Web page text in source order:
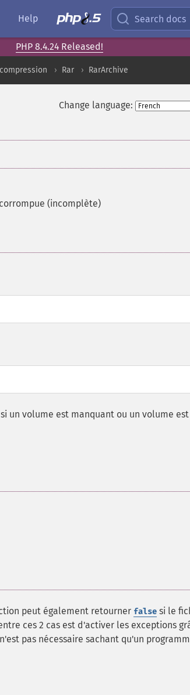
Help Search docs
PHP 8.4.24 Released!
Rar RarArchive
Change language:
(incomplète)
un volume est manquant ou un volume est
peut également retourner false si le
ces 2 cas est d'activer les exceptions
pas nécessaire sachant qu'un